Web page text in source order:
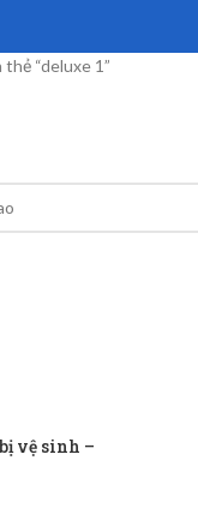
“deluxe 1”
vệ sinh –